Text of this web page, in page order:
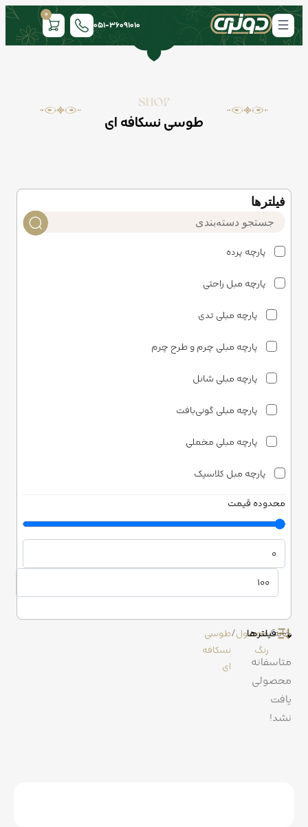
051-36091010
0
SHOP
طوسی نسکافه ای
فیلتر‌ها
پارچه پرده
پارچه مبل راحتی
پارچه مبلی تدی
پارچه مبلی چرم و طرح چرم
پارچه مبلی شانل
پارچه مبلی گونی‌بافت
پارچه مبلی مخملی
پارچه مبل کلاسیک
پارچه مبلی ساتن
پارچه مبلی شانل
پارچه مبلی مخمل
دونری هوم
روتختی
کوسن
محدوده قیمت
خانه/محصول
رنگ
/طوسی
نسکافه
ای
فیلترها
متاسفانه
محصولی
یافت
نشد!